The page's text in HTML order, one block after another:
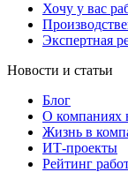
Хочу у вас
Экспертная
Новости и статьи
Блог
О компаниях
Жизнь в
ИТ-проекты
Рейтинг